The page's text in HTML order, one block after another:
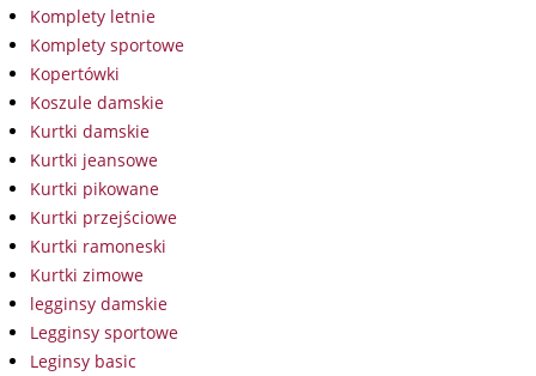
Komplety letnie
Komplety sportowe
Kopertówki
Koszule damskie
Kurtki damskie
Kurtki jeansowe
Kurtki pikowane
Kurtki przejściowe
Kurtki ramoneski
Kurtki zimowe
legginsy damskie
Legginsy sportowe
Leginsy basic